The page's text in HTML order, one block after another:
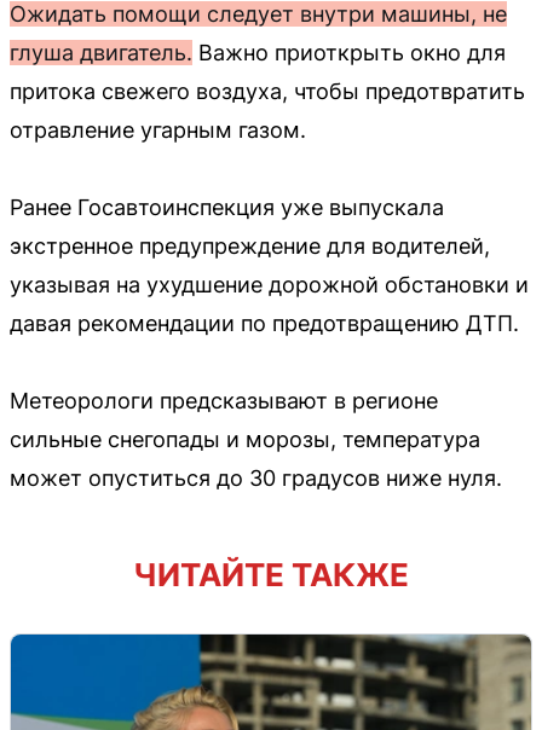
Ожидать помощи следует внутри машины, не
глуша двигатель. Важно приоткрыть окно для
притока свежего воздуха, чтобы предотвратить
отравление угарным газом.
Ранее Госавтоинспекция уже выпускала
экстренное предупреждение для водителей,
указывая на ухудшение дорожной обстановки и
давая рекомендации по предотвращению ДТП.
Метеорологи предсказывают в регионе
сильные снегопады и морозы, температура
может опуститься до 30 градусов ниже нуля.
ЧИТАЙТЕ ТАКЖЕ